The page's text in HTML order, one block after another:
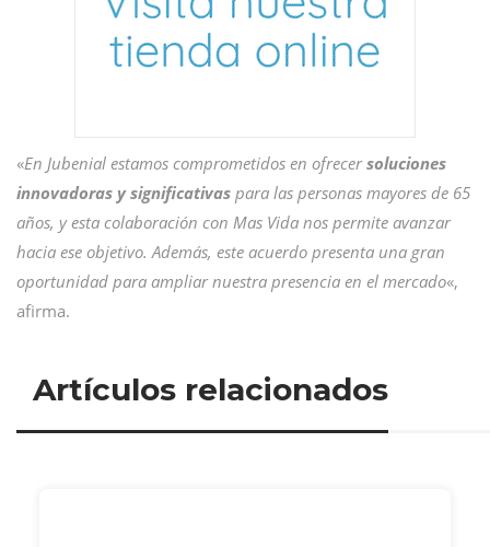
«En Jubenial estamos comprometidos en ofrecersoluciones
innovadoras y significativas para las personas mayores de 65
años, y esta colaboración con Mas Vida nos permite avanzar
hacia ese objetivo. Además, este acuerdo presenta una gran
oportunidad para ampliar nuestra presencia en el mercado«,
afirma.
Artículos relacionados